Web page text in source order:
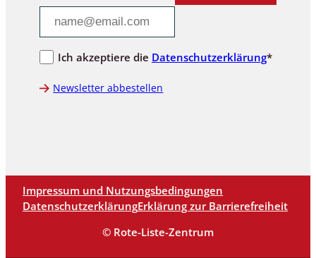
Ich akzeptiere die Datenschutzerklärung*
Newsletter abbestellen
Impressum und Nutzungsbedingungen
DatenschutzerklärungErklärung zur Barrierefreiheit
© Rote-Liste-Zentrum